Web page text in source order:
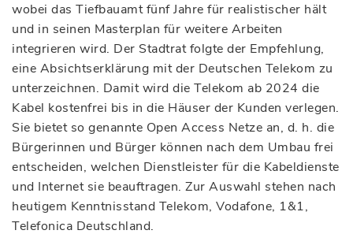
wobei das Tiefbauamt fünf Jahre für realistischer hält
und in seinen Masterplan für weitere Arbeiten
integrieren wird. Der Stadtrat folgte der Empfehlung,
eine Absichtserklärung mit der Deutschen Telekom zu
unterzeichnen. Damit wird die Telekom ab 2024 die
Kabel kostenfrei bis in die Häuser der Kunden verlegen.
Sie bietet so genannte Open Access Netze an, d. h. die
Bürgerinnen und Bürger können nach dem Umbau frei
entscheiden, welchen Dienstleister für die Kabeldienste
und Internet sie beauftragen. Zur Auswahl stehen nach
heutigem Kenntnisstand Telekom, Vodafone, 1&1,
Telefonica Deutschland.